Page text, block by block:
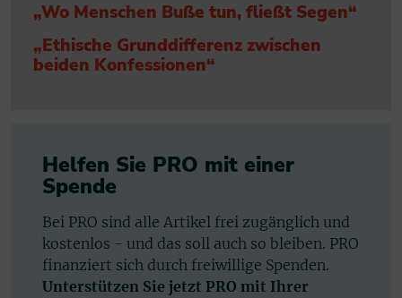
„Wo Menschen Buße tun, fließt Segen“
„Ethische Grunddifferenz zwischen
beiden Konfessionen“
Helfen Sie PRO mit einer
Spende
Bei PRO sind alle Artikel frei zugänglich und
kostenlos - und das soll auch so bleiben. PRO
finanziert sich durch freiwillige Spenden.
Unterstützen Sie jetzt PRO mit Ihrer